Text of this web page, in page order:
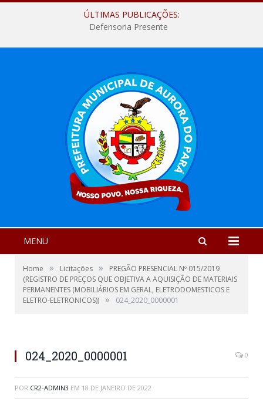
ÚLTIMAS PUBLICAÇÕES:
Defensoria Presente
MENU
Home » Licitações »
PREGÃO PRESENCIAL Nº 015/2019
(REGISTRO DE PREÇOS QUE OBJETIVA A AQUISIÇÃO DE MATERIAIS
PERMANENTES (MOBILIÁRIOS EM GERAL, ELETRODOMESTICOS E
ELETRO-ELETRONICOS)) » 024_2020_0000001
024_2020_0000001 0
POR CR2-ADMIN3 EM 18 DE JANEIRO DE 2022